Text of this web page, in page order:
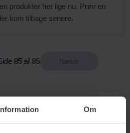
Om
produkter her lige nu. Prøv en
kom tilbage senere.
85 af 85
i Bangerheads virksomhed,
lidt ekstra elsket hos os. Med vores